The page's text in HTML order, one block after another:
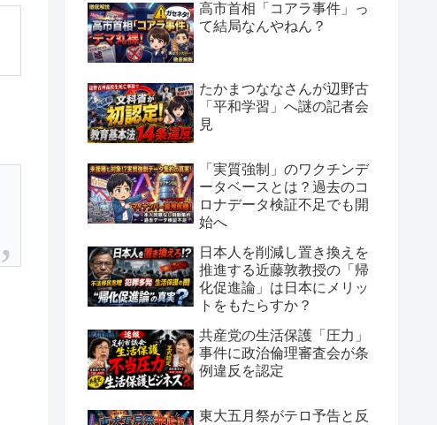
高市首相「コアラ事件」っ
て結局なんやねん？
たかまつななさんが辺野古
「平和学習」へ謎の記者会
見
「実質強制」のワクチンデ
ータベースとは？過去のコ
ロナデータ検証不足でも開
始へ
日本人を削減し置き換えを
推進する近藤敦教授の「帰
化促進論」は日本にメリッ
トをもたらすか？
共産党の生活保護「圧力」
事件に政治倫理審査会が条
例違反を認定
東大五月祭がテロ予告と反